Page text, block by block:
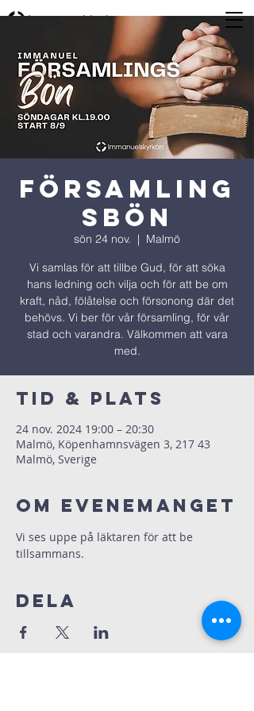
Församling
sbön
sön 24 nov.
  |
Malmö
Vi samlas för att tillbe Gud, för att söka
hans ledning och vilja och för att be om
kraft, nåd, fölåtelse och försonong där det
behövs. Vi ber för vår församling, för vår
stad och varandra. Välkommen att vara
med.
Tid & Plats
24 nov. 2024 19:00 – 20:30
Malmö, Köpenhamnsvägen 3, 217 43
Malmö, Sverige
Om evenemanget
Vi ses uppe på läktaren för att be
tillsammans.
Dela